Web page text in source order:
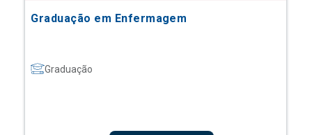
Graduação em Enfermagem
Graduação